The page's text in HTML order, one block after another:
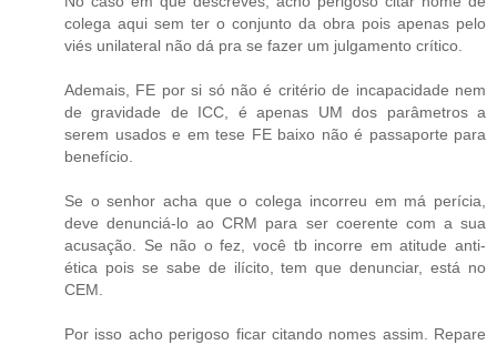
colega aqui sem ter o conjunto da obra pois apenas pelo
viés unilateral não dá pra se fazer um julgamento crítico.
Ademais, FE por si só não é critério de incapacidade nem
de gravidade de ICC, é apenas UM dos parâmetros a
serem usados e em tese FE baixo não é passaporte para
benefício.
Se o senhor acha que o colega incorreu em má perícia,
deve denunciá-lo ao CRM para ser coerente com a sua
acusação. Se não o fez, você tb incorre em atitude anti-
ética pois se sabe de ilícito, tem que denunciar, está no
CEM.
Por isso acho perigoso ficar citando nomes assim. Repare